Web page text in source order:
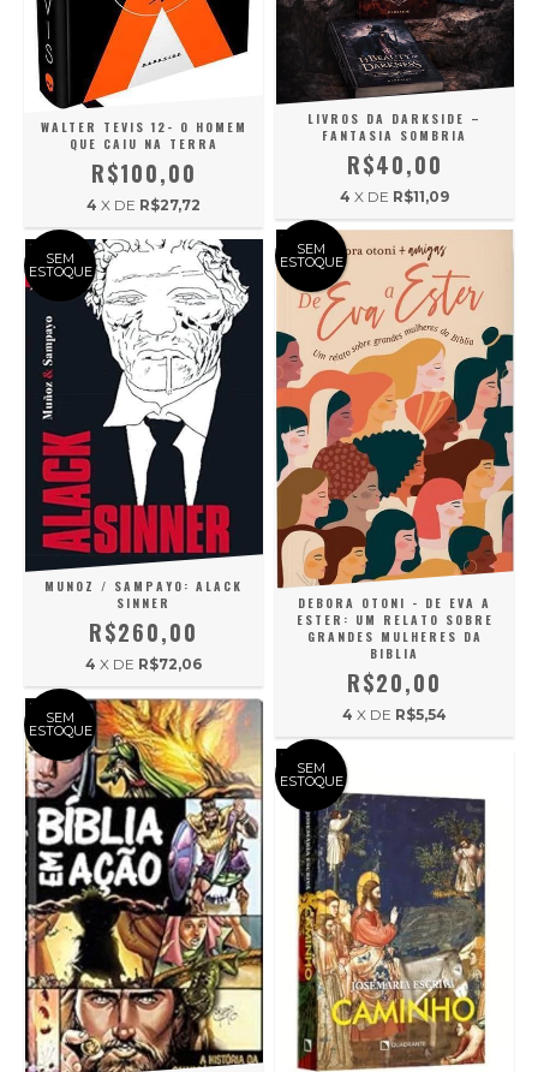
WALTER TEVIS 12- O HOMEM
QUE CAIU NA TERRA
R$100,00
4 X DE R$27,72
LIVROS DA DARKSIDE –
FANTASIA SOMBRIA
R$40,00
4 X DE R$11,09
SEM
ESTOQUE
MUNOZ / SAMPAYO: ALACK
SINNER
R$260,00
4 X DE R$72,06
SEM
ESTOQUE
DEBORA OTONI - DE EVA A
ESTER: UM RELATO SOBRE
GRANDES MULHERES DA
BIBLIA
R$20,00
4 X DE R$5,54
SEM
ESTOQUE
SEM
ESTOQUE